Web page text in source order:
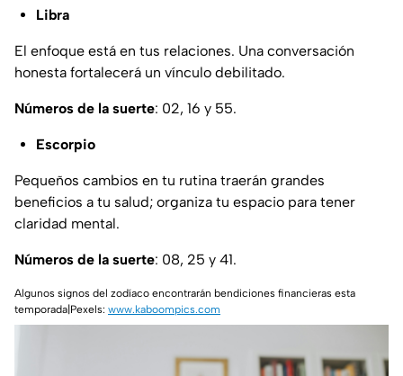
Libra
El enfoque está en tus relaciones. Una conversación
honesta fortalecerá un vínculo debilitado.
Números de la suerte: 02, 16 y 55.
Escorpio
Pequeños cambios en tu rutina traerán grandes
beneficios a tu salud; organiza tu espacio para tener
claridad mental.
Números de la suerte: 08, 25 y 41.
Algunos signos del zodíaco encontrarán bendiciones financieras esta
temporada|Pexels: www.kaboompics.com